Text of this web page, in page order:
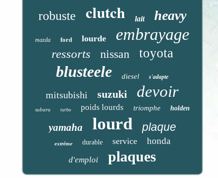
robuste clutch lait heavy
mazda ford lourde embrayage
ressorts nissan toyota
blusteele diesel s'adapte
mitsubishi suzuki devoir
subaru turbo poids lourds triomphe holden
yamaha lourd plaque
extrême durable service honda
d'emploi plaques